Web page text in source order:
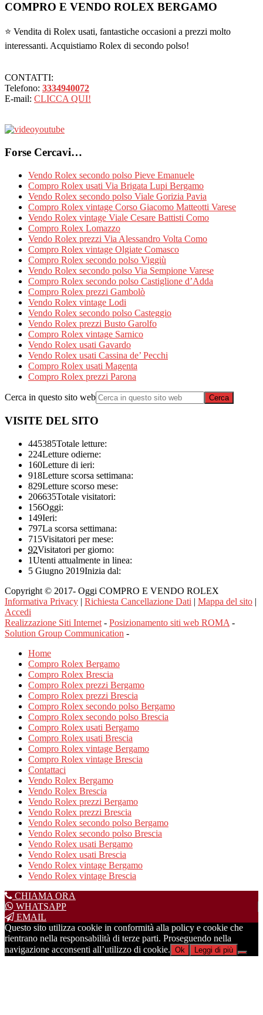
COMPRO E VENDO ROLEX BERGAMO
⭐ Vendita di Rolex usati, fantastiche occasioni a prezzi molto
interessanti. Acquistiamo Rolex di secondo polso!
CONTATTI:
Telefono: 3334940072
E-mail: CLICCA QUI!
Forse Cercavi…
Vendo Rolex secondo polso Pieve Emanuele
Compro Rolex usati Via Brigata Lupi Bergamo
Vendo Rolex secondo polso Viale Gorizia Pavia
Compro Rolex vintage Corso Giacomo Matteotti Varese
Vendo Rolex vintage Viale Cesare Battisti Como
Compro Rolex Lomazzo
Vendo Rolex prezzi Via Alessandro Volta Como
Compro Rolex vintage Olgiate Comasco
Compro Rolex secondo polso Viggiù
Vendo Rolex secondo polso Via Sempione Varese
Compro Rolex secondo polso Castiglione d’Adda
Compro Rolex prezzi Gambolò
Vendo Rolex vintage Lodi
Vendo Rolex secondo polso Casteggio
Vendo Rolex prezzi Busto Garolfo
Compro Rolex vintage Sarnico
Vendo Rolex usati Gavardo
Vendo Rolex usati Cassina de’ Pecchi
Compro Rolex usati Magenta
Compro Rolex prezzi Parona
Cerca in questo sito web
VISITE DEL SITO
445385Totale letture:
224Letture odierne:
160Letture di ieri:
918Letture scorsa settimana:
829Letture scorso mese:
206635Totale visitatori:
156Oggi:
149Ieri:
797La scorsa settimana:
715Visitatori per mese:
92Visitatori per giorno:
1Utenti attualmente in linea:
5 Giugno 2019Inizia dal:
Copyright © 2017- Oggi COMPRO E VENDO ROLEX
Informativa Privacy | Richiesta Cancellazione Dati | Mappa del sito |
Accedi
Realizzazione Siti Internet - Posizionamento siti web ROMA -
Solution Group Communication -
Home
Compro Rolex Bergamo
Compro Rolex Brescia
Compro Rolex prezzi Bergamo
Compro Rolex prezzi Brescia
Compro Rolex secondo polso Bergamo
Compro Rolex secondo polso Brescia
Compro Rolex usati Bergamo
Compro Rolex usati Brescia
Compro Rolex vintage Bergamo
Compro Rolex vintage Brescia
Contattaci
Vendo Rolex Bergamo
Vendo Rolex Brescia
Vendo Rolex prezzi Bergamo
Vendo Rolex prezzi Brescia
Vendo Rolex secondo polso Bergamo
Vendo Rolex secondo polso Brescia
Vendo Rolex usati Bergamo
Vendo Rolex usati Brescia
Vendo Rolex vintage Bergamo
Vendo Rolex vintage Brescia
CHIAMA ORA
WHATSAPP
EMAIL
Questo sito utilizza cookie in conformità alla policy e cookie che
rientrano nella responsabilità di terze parti. Proseguendo nella
navigazione acconsenti all’utilizzo di cookie. Ok Leggi di più